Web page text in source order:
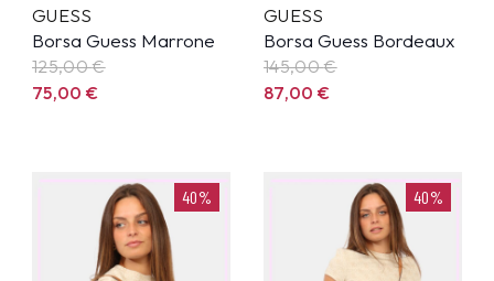
GUESS
Borsa Guess Marrone
125,00€
75,00€
GUESS
Borsa Guess Bordeaux
145,00€
87,00€
40% 40%